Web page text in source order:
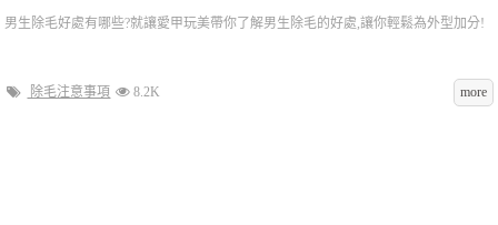
男生除毛好處有哪些?就讓愛甲玩美帶你了解男生除毛的好處,讓你輕鬆為外型加分!
除毛注意事項 8.2K more